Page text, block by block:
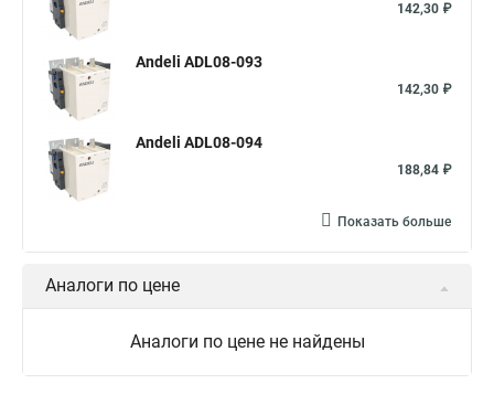
142,30 ₽
Andeli ADL08-093
142,30 ₽
Andeli ADL08-094
188,84 ₽
Показать больше
Аналоги по цене
Аналоги по цене не найдены